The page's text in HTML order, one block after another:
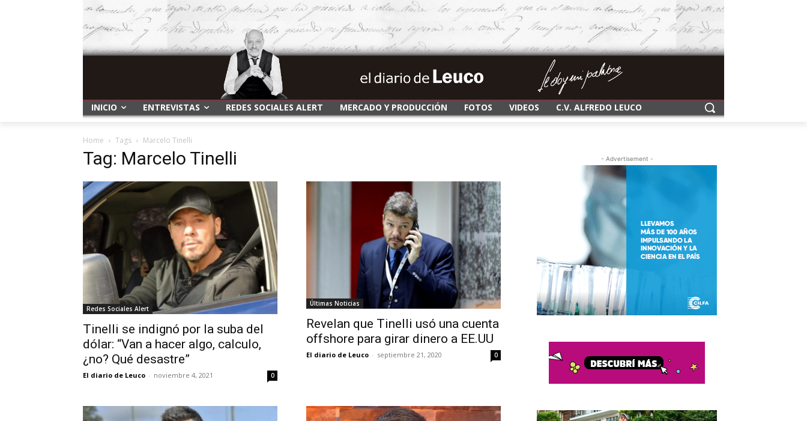
INICIO ENTREVISTAS REDES SOCIALES ALERT MERCADO Y PRODUCCIÓN FOTOS VIDEOS C.V. ALFREDO LEUCO
Home Tags Marcelo Tinelli
Tag: Marcelo Tinelli
Redes Sociales Alert
Tinelli se indignó por la suba del
dólar: “Van a hacer algo, calculo,
¿no? Qué desastre”
El diario de Leuco - noviembre 4, 2021 0
Últimas Noticias
Revelan que Tinelli usó una cuenta
offshore para girar dinero a EE.UU
El diario de Leuco - septiembre 21, 2020 0
- Advertisement -